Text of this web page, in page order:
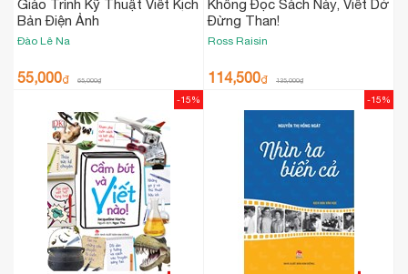
Giáo Trình Kỹ Thuật Viết Kịch
Bản Điện Ảnh
Đào Lê Na
55,000₫ 65,000₫
Không Đọc Sách Này, Viết Dở
Đừng Than!
Ross Raisin
114,500₫ 135,000₫
-15% -15%